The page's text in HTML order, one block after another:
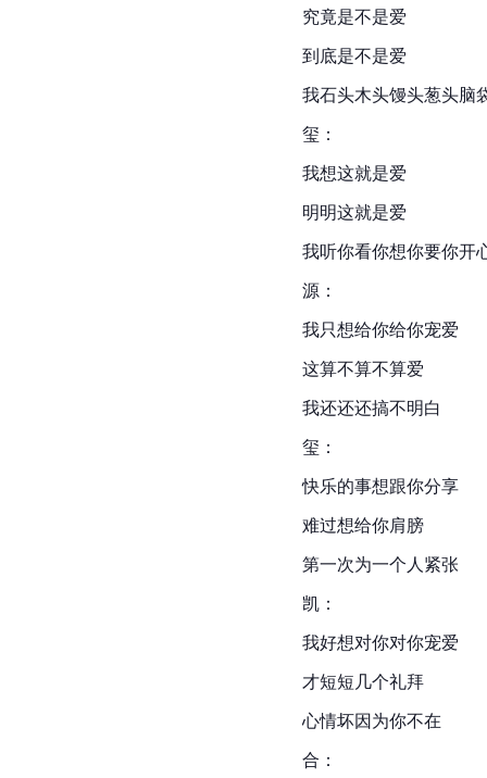
究竟是不是爱
到底是不是爱
我石头木头馒头葱头脑
玺：
我想这就是爱
明明这就是爱
我听你看你想你要你开
源：
我只想给你给你宠爱
这算不算不算爱
我还还还搞不明白
玺：
快乐的事想跟你分享
难过想给你肩膀
第一次为一个人紧张
凯：
我好想对你对你宠爱
才短短几个礼拜
心情坏因为你不在
合：